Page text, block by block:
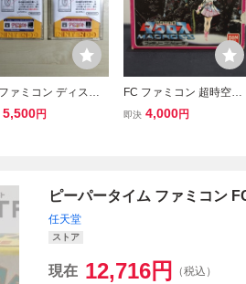
ァミコン ディスク
ム ディスクカード
5,500円
FC ファミコン 超時空要
塞マクロス ソフト ハガキ
即決 4,000円
ピーパータイム ファミコン
任天堂
ストア
現在 12,716円 （税込）